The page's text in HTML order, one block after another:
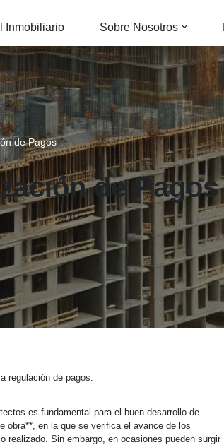
Inmobiliario Sobre Nosotros
de Pagos
de Pagos
regulación de pagos.
es fundamental para el buen desarrollo de
obra**, en la que se verifica el avance de los
realizado. Sin embargo, en ocasiones pueden surgir